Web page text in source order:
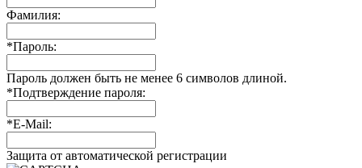
Фамилия:
*Пароль:
Пароль должен быть не менее 6 символов длиной.
*Подтверждение пароля:
*E-Mail:
Защита от автоматической регистрации